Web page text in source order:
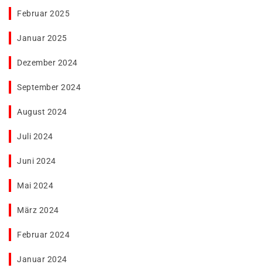
Februar 2025
Januar 2025
Dezember 2024
September 2024
August 2024
Juli 2024
Juni 2024
Mai 2024
März 2024
Februar 2024
Januar 2024